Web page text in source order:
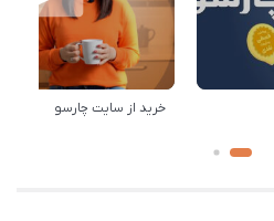
خرید از سایت چارسو